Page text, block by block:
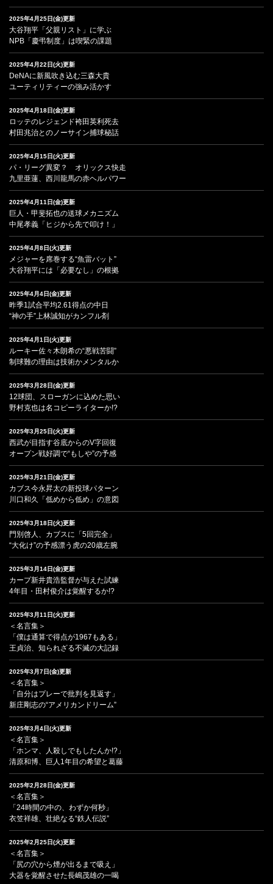
2025年4月25日(金)更新
大谷翔平「父親リスト」に学ぶ
NPB「慶弔制度」は喫緊の課題
2025年4月22日(火)更新
DeNAに新風吹き込む三森大貴
ユーティリティーの強み活かす
2025年4月18日(金)更新
ロッテのレジェンド袴田英利死去
村田兆治とのノーサイン捕球秘話
2025年4月15日(火)更新
パ・リーグ異変？ オリックス快走
九里亜蓮、西川龍馬の赤ヘルパワー
2025年4月11日(金)更新
巨人・甲斐拓也の送球メカニズム
中尾孝義「ヒジから先で叩け！」
2025年4月8日(火)更新
メジャーを席巻する“魚雷バット”
大谷翔平には「必要なし」の根拠
2025年4月4日(金)更新
昨季1試合平均2.61得点の中日
“神の手”上林誠知がカンフル剤
2025年4月1日(火)更新
ルーキー佐々木朗希の“悪戦苦闘”
制球難の理由は技術かメンタルか
2025年3月28日(金)更新
12球団、スローガンに込めた思い
野村克也は名コピーライターか!?
2025年3月25日(火)更新
西武が目指す谷底からのV字回復
オープン戦好調で“もしや”の予感
2025年3月21日(金)更新
カブス今永昇太の新投球パターン
川口和久「低めから低め」の意図
2025年3月18日(火)更新
門別啓人、カブスに「5回完全」
“大化け”の予感漂う虎の20歳左腕
2025年3月14日(金)更新
カープ新井貴浩監督が与えた試練
4年目・田村俊介は覚醒するか!?
2025年3月11日(火)更新
＜名言集＞
「僕は通算で得点が1967もある」
王貞治、知られざる不滅の大記録
2025年3月7日(金)更新
＜名言集＞
「自分はプレーで批判を見返す」
新庄剛志の“アメリカンドリーム”
2025年3月4日(火)更新
＜名言集＞
「ホンマ、人殺しでもしたんか!?」
清原和博、巨人1年目の希望と葛藤
2025年2月28日(金)更新
＜名言集＞
「24時間の中の、わずか何秒」
衣笠祥雄、壮絶なる“鉄人伝説”
2025年2月25日(火)更新
＜名言集＞
「尻の穴から煙が出るまで吸え」
大器を覚醒させた長嶋茂雄の一喝